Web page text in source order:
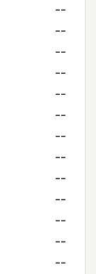
--
--
--
--
--
--
--
--
--
--
--
--
--